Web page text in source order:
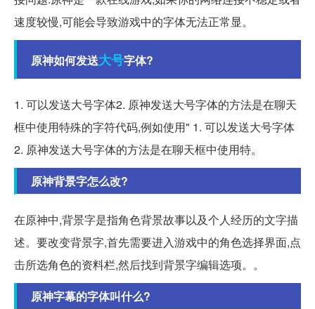
速度较慢,可能会导致游戏中的字体无法正常显。
原神如何发送大号字体?
1. 可以发送大号字体2. 原神发送大号字体的方法是在聊天
框中使用特殊的字符代码,例如使用" 1. 可以发送大号字体
2. 原神发送大号字体的方法是在聊天框中使用特。
原神背景字怎么改?
在原神中,背景字是指角色背景故事以及个人经历的文字描
述。要改变背景字,首先需要进入游戏中的角色选择界面,点
击所选角色的资料栏,然后找到背景字编辑选项。。
原神字幕的字体叫什么?